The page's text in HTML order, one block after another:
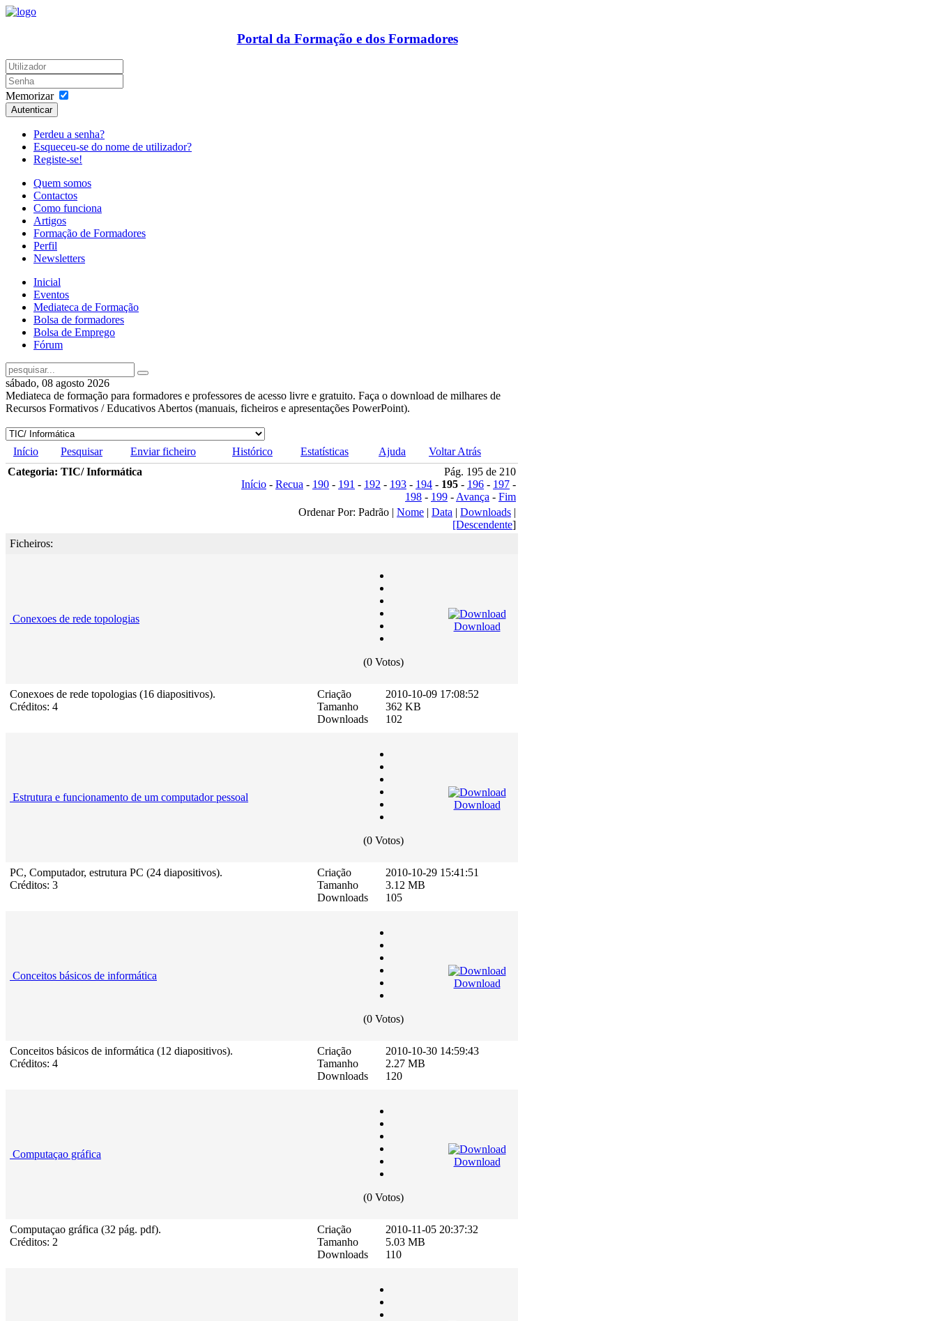
Portal da Formação e dos Formadores
Memorizar
Autenticar
Perdeu a senha?
Esqueceu-se do nome de utilizador?
Registe-se!
Quem somos
Contactos
Como funciona
Artigos
Formação de Formadores
Perfil
Newsletters
Inicial
Eventos
Mediateca de Formação
Bolsa de formadores
Bolsa de Emprego
Fórum
sábado, 08 agosto 2026
Mediateca de formação para formadores e professores de acesso livre e gratuito. Faça o download de milhares de
Recursos Formativos / Educativos Abertos (manuais, ficheiros e apresentações PowerPoint).
Início Pesquisar Enviar ficheiro Histórico Estatísticas Ajuda
Voltar Atrás
Categoria: TIC/ Informática
Pág. 195 de 210
Início - Recua - 190 - 191 - 192 - 193 - 194 - 195 - 196 - 197 -
198 - 199 -Avança - Fim
Ordenar Por: Padrão | Nome | Data | Downloads |
[Descendente]
Ficheiros:
Conexoes de rede topologias
(0 Votos)
Download
Conexoes de rede topologias (16 diapositivos).
Créditos: 4
Criação
Tamanho
Downloads
2010-10-09 17:08:52
362 KB
102
Estrutura e funcionamento de um computador pessoal
(0 Votos)
Download
PC, Computador, estrutura PC (24 diapositivos).
Créditos: 3
Criação
Tamanho
Downloads
2010-10-29 15:41:51
3.12 MB
105
Conceitos básicos de informática
(0 Votos)
Download
Conceitos básicos de informática (12 diapositivos).
Créditos: 4
Criação
Tamanho
Downloads
2010-10-30 14:59:43
2.27 MB
120
Computaçao gráfica
(0 Votos)
Download
Computaçao gráfica (32 pág. pdf).
Créditos: 2
Criação
Tamanho
Downloads
2010-11-05 20:37:32
5.03 MB
110